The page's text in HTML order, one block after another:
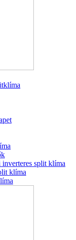
inverteres split klíma
klíma